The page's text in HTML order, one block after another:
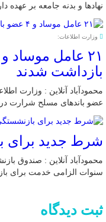
نهادها و بدنه جامعه بر عهده
وزارت اطلاعات:
بازداشت شدند
عضو باند‌های مسلح شرارت
شرط جدید برای
محمودآباد آنلاین : صندوق
سنوات الزامی خدمت برای
ثبت دیدگاه